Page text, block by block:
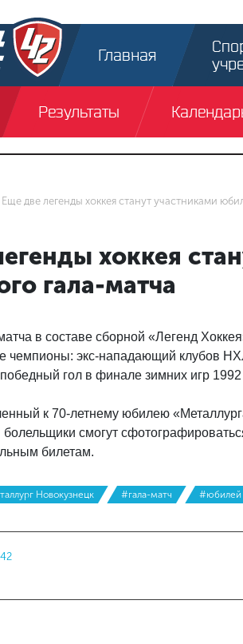
Главная
Результаты
Еще две легенды хоккея станут участниками
хоккея
гала-матча
в составе сборной «Легенд
чемпионы: экс-нападающий клубов
гол в финале зимних игр 1992
к 70-летнему юбилею
болельщики смогут
билетам.
Новокузнецк #гала-матч #юбилей